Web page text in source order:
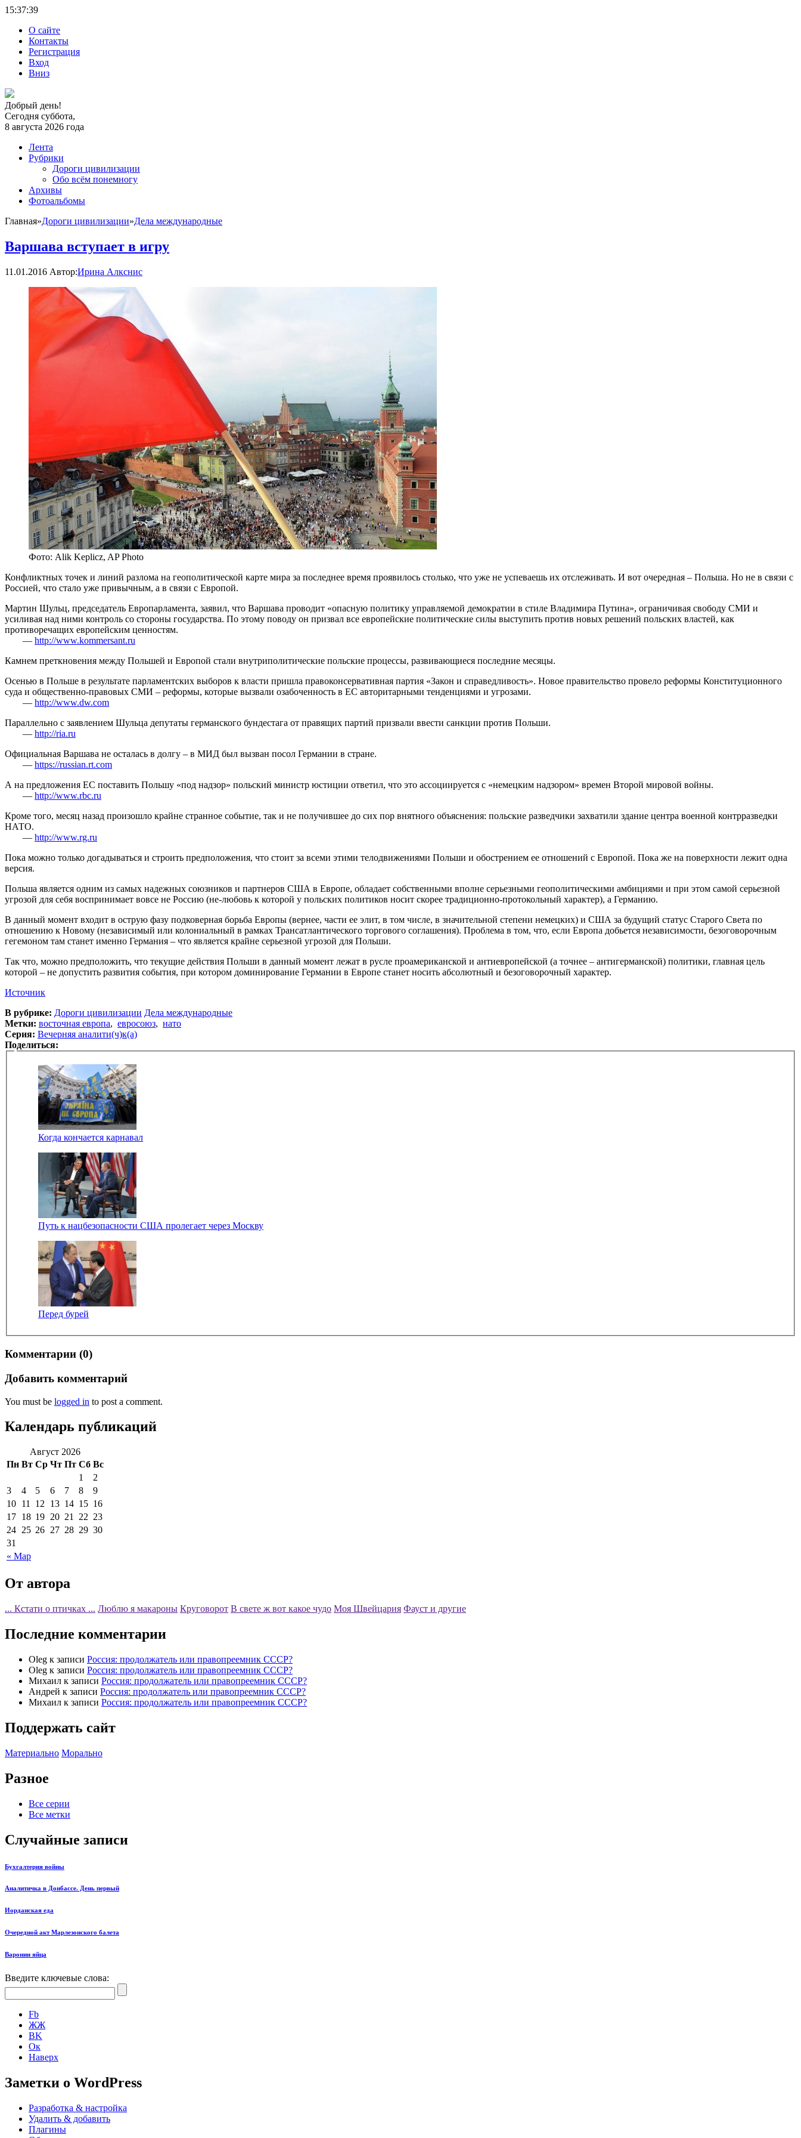
15:37:40
О сайте
Контакты
Регистрация
Вход
Вниз
Добрый день!
Сегодня суббота,
8 августа 2026 года
Лента
Рубрики
Дороги цивилизации
Обо всём понемногу
Архивы
Фотоальбомы
Главная»Дороги цивилизации»Дела международные
Варшава вступает в игру
11.01.2016 Автор:Ирина Алкснис
Фото: Alik Keplicz, AP Photo
Конфликтных точек и линий разлома на геополитической карте мира за последнее время проявилось столько, что уже не успеваешь их отслеживать. И вот очередная – Польша. Но не в связи с
Россией, что стало уже привычным, а в связи с Европой.
Мартин Шульц, председатель Европарламента, заявил, что Варшава проводит «опасную политику управляемой демократии в стиле Владимира Путина», ограничивая свободу СМИ и
усиливая над ними контроль со стороны государства. По этому поводу он призвал все европейские политические силы выступить против новых решений польских властей, как
противоречащих европейским ценностям.
— http://www.kommersant.ru
Камнем преткновения между Польшей и Европой стали внутриполитические польские процессы, развивающиеся последние месяцы.
Осенью в Польше в результате парламентских выборов к власти пришла правоконсервативная партия «Закон и справедливость». Новое правительство провело реформы Конституционного
суда и общественно-правовых СМИ – реформы, которые вызвали озабоченность в ЕС авторитарными тенденциями и угрозами.
— http://www.dw.com
Параллельно с заявлением Шульца депутаты германского бундестага от правящих партий призвали ввести санкции против Польши.
— http://ria.ru
Официальная Варшава не осталась в долгу – в МИД был вызван посол Германии в стране.
— https://russian.rt.com
А на предложения ЕС поставить Польшу «под надзор» польский министр юстиции ответил, что это ассоциируется с «немецким надзором» времен Второй мировой войны.
— http://www.rbc.ru
Кроме того, месяц назад произошло крайне странное событие, так и не получившее до сих пор внятного объяснения: польские разведчики захватили здание центра военной контрразведки
НАТО.
— http://www.rg.ru
Пока можно только догадываться и строить предположения, что стоит за всеми этими телодвижениями Польши и обострением ее отношений с Европой. Пока же на поверхности лежит одна
версия.
Польша является одним из самых надежных союзников и партнеров США в Европе, обладает собственными вполне серьезными геополитическими амбициями и при этом самой серьезной
угрозой для себя воспринимает вовсе не Россию (не-любовь к которой у польских политиков носит скорее традиционно-протокольный характер), а Германию.
В данный момент входит в острую фазу подковерная борьба Европы (вернее, части ее элит, в том числе, в значительной степени немецких) и США за будущий статус Старого Света по
отношению к Новому (независимый или колониальный в рамках Трансатлантического торгового соглашения). Проблема в том, что, если Европа добьется независимости, безоговорочным
гегемоном там станет именно Германия – что является крайне серьезной угрозой для Польши.
Так что, можно предположить, что текущие действия Польши в данный момент лежат в русле проамериканской и антиевропейской (а точнее – антигерманской) политики, главная цель
которой – не допустить развития события, при котором доминирование Германии в Европе станет носить абсолютный и безоговорочный характер.
Источник
В рубрике: Дороги цивилизации Дела международные
Метки: восточная европа, евросоюз, нато
Серия: Вечерняя аналити(ч)к(а)
Поделиться:
Когда кончается карнавал
Путь к нацбезопасности США пролегает через Москву
Перед бурей
Комментарии (0)
Добавить комментарий
You must be logged in to post a comment.
Календарь публикаций
Август 2026
Пн Вт Ср Чт Пт Сб Вс
« Мар
1
2
3
4 5 6 7 8
9
10 11 12 13 14 15 16
17 18 19 20 21 22 23
24 25 26 27 28 29 30
31
От автора
... Кстати о птичках ... Люблю я макароны Круговорот В свете ж вот какое чудо Моя Швейцария Фауст и другие
Последние комментарии
Oleg к записи Россия: продолжатель или правопреемник СССР?
Oleg к записи Россия: продолжатель или правопреемник СССР?
Михаил к записи Россия: продолжатель или правопреемник СССР?
Андрей к записи Россия: продолжатель или правопреемник СССР?
Михаил к записи Россия: продолжатель или правопреемник СССР?
Поддержать сайт
Материально Морально
Разное
Все серии
Все метки
Случайные записи
Бухгалтерия войны
Аналитичка в Донбассе. День первый
Иорданская еда
Очередной акт Марлезонского балета
Варонии яйца
Введите ключевые слова:
Fb
ЖЖ
ВK
Ок
Наверх
Заметки о WordPress
Разработка & настройка
Удалить & добавить
Плагины